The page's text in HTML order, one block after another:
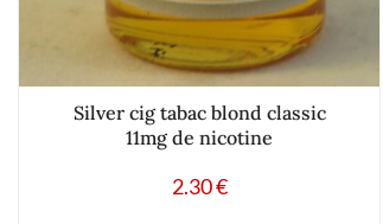
Silver cig tabac blond classic
11mg de nicotine
2.30€